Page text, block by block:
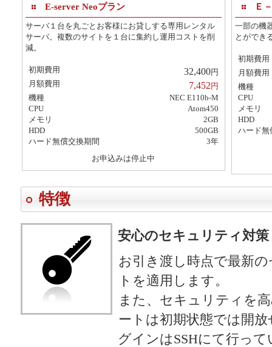
E-server Neoプラン
サーバ１台を丸ごとお客様にお貸しする専用レンタル
サーバ。複数のサイトを１台に集約し運用コストを削
減。
初期費用 32,400円
月額費用
7,452 円
機種
NEC E110b-M
CPU
Atom450
メモリ
2GB
HDD
500GB
ハード無償交換期間
3年
お申込みは停止中
Ｅ
一部の機
とができ
初期費用
月額費用
機種
CPU
メモリ
HDD
ハード無
特徴
安心のセキュリティ対策
お引き渡し時点で最新
トを適用します。
また、セキュリティを
ートは初期状態では開
グインはSSHにて行っ